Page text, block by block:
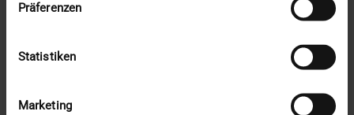
Präferenzen
Statistiken
Marketing